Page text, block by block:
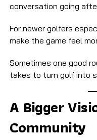
conversation going
For newer golfers
make the game feel
Sometimes one good
takes to turn golf into
A Bigger
Community